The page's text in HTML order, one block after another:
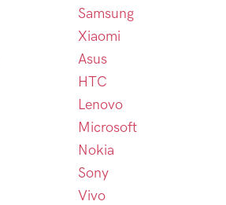
Samsung
Xiaomi
Asus
HTC
Lenovo
Microsoft
Nokia
Sony
Vivo